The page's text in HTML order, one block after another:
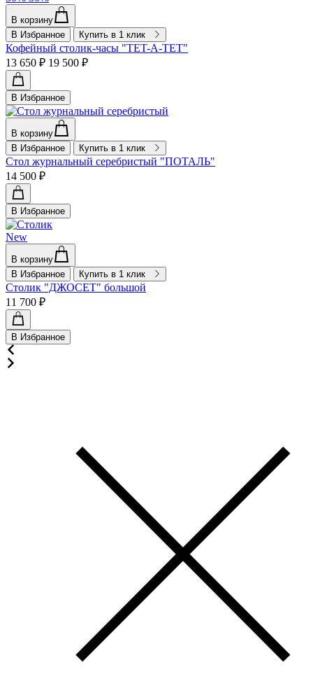
В корзину
В Избранное
Купить в 1 клик
Кофейный столик-часы "TET-A-TET"
13 650 ₽ 19 500 ₽
В Избранное
В корзину
В Избранное
Купить в 1 клик
Стол журнальный серебристый "ПОТАЛЬ"
14 500 ₽
В Избранное
New
В корзину
В Избранное
Купить в 1 клик
Столик "ДЖОСЕТ" большой
11 700 ₽
В Избранное